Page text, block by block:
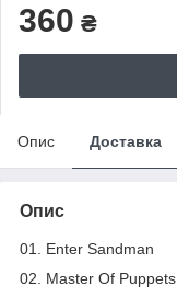
360 ₴
Опис Доставка
Опис
01. Enter Sandman
02. Master Of Puppets